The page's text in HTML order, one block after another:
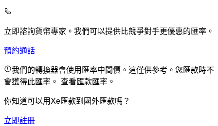
立即諮詢貨幣專家。 我們可以提供比競爭對手更優惠的匯率。
預約通話
我們的轉換器會使用匯率中間價。這僅供參考。您匯款時不
會獲得此匯率。 查看匯款匯率。
你知道可以用Xe匯款到國外匯款嗎？
立即註冊